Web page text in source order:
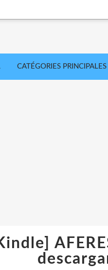
CATÉGORIES PRINCIPALES